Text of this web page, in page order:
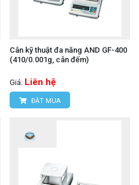
Cân kỹ thuật đa năng AND GF-400
(410/0.001g, cân đếm)
Giá: Liên hệ
ĐẶT MUA